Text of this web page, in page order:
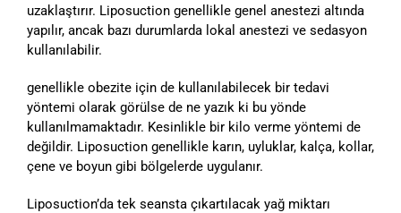
uzaklaştırır. Liposuction genellikle genel anestezi altında
yapılır, ancak bazı durumlarda lokal anestezi ve sedasyon
kullanılabilir.
genellikle obezite için de kullanılabilecek bir tedavi
yöntemi olarak görülse de ne yazık ki bu yönde
kullanılmamaktadır. Kesinlikle bir kilo verme yöntemi de
değildir. Liposuction genellikle karın, uyluklar, kalça, kollar,
çene ve boyun gibi bölgelerde uygulanır.
Liposuction’da tek seansta çıkartılacak yağ miktarı